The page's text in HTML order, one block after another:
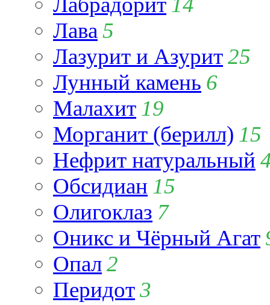
Лава 5
Лазурит и Азурит25
Лунный камень 6
Малахит 19
Морганит (берилл) 15
Нефрит натуральный
Обсидиан 15
Олигоклаз 7
Оникс и Чёрный Агат
Опал2
Перидот3